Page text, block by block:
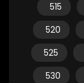
515
520
525
530